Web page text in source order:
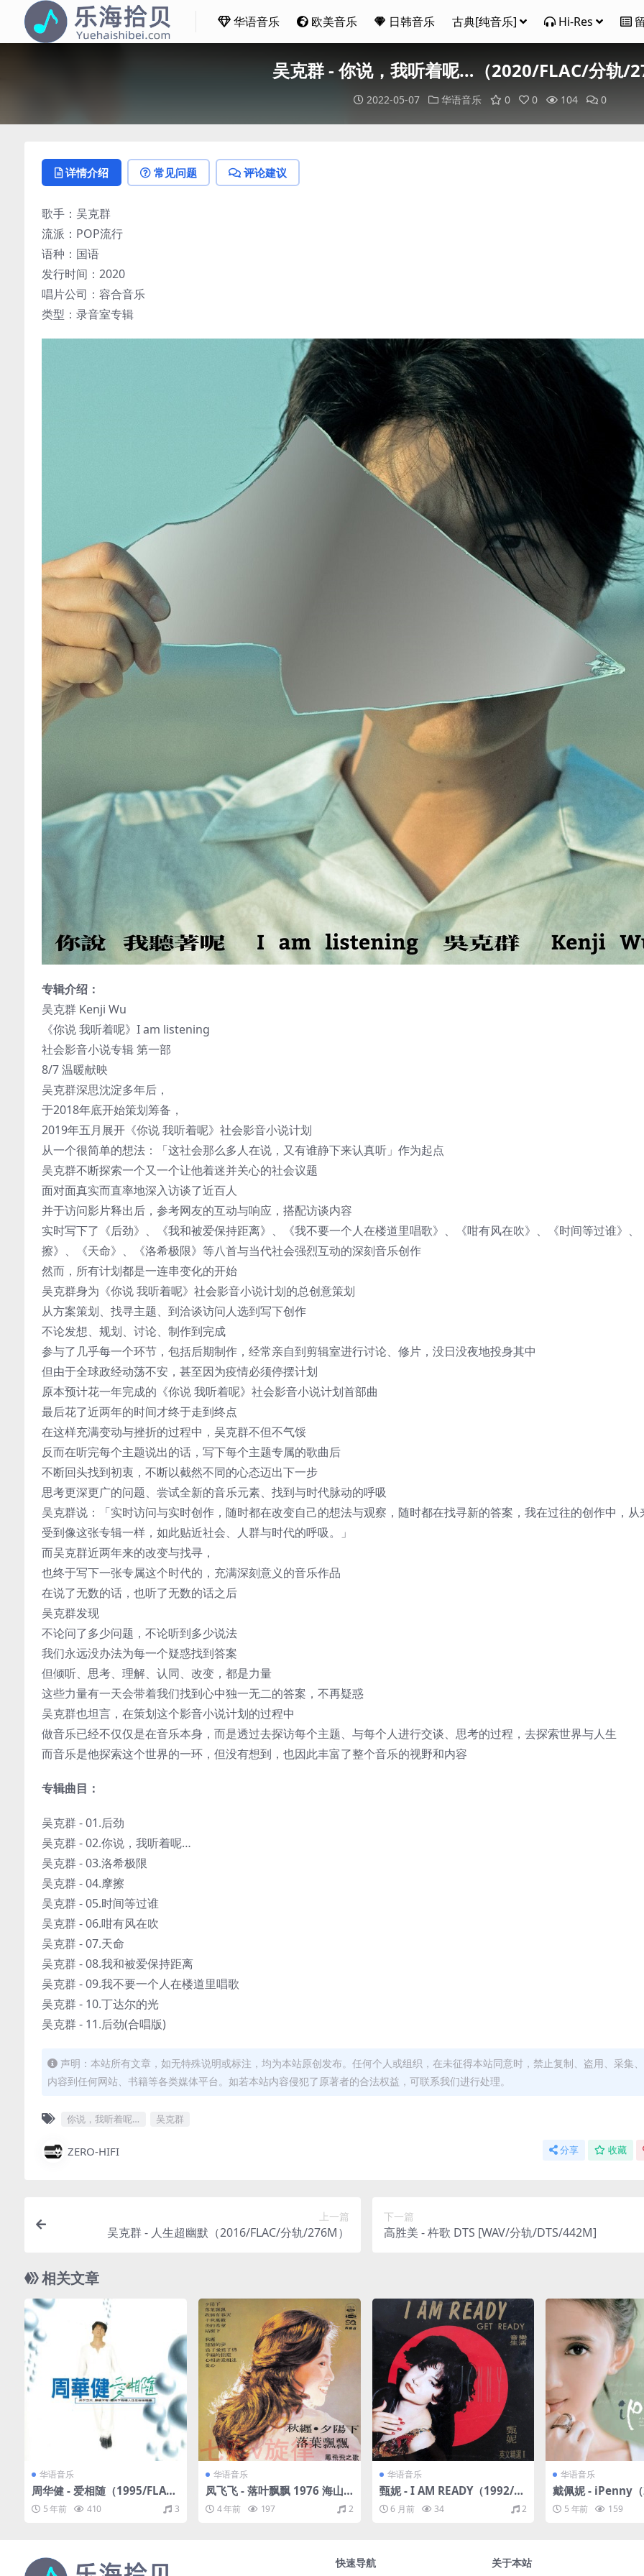
华语音乐 欧美音乐 日韩音乐 古典[纯音乐] Hi-Res
吴克群 - 你说，我听着呢…（2020/FLAC/分轨/
2022-05-07 华语音乐 0 0 104 0
详情介绍 常见问题 评论建议
歌手：吴克群
流派：POP流行
语种：国语
发行时间：2020
唱片公司：容合音乐
类型：录音室专辑
专辑介绍：
吴克群 Kenji Wu
《你说 我听着呢》I am listening
社会影音小说专辑 第一部
8/7 温暖献映
吴克群深思沈淀多年后，
于2018年底开始策划筹备，
2019年五月展开《你说 我听着呢》社会影音小说计划
从一个很简单的想法：「这社会那么多人在说，又有谁静下来认真听」作为起点
吴克群不断探索一个又一个让他着迷并关心的社会议题
面对面真实而直率地深入访谈了近百人
并于访问影片释出后，参考网友的互动与响应，搭配访谈内容
实时写下了《后劲》、《我和被爱保持距离》、《我不要一个人在楼道里唱歌》、《咁有风在吹》、《时间等过谁》、
擦》、《天命》、《洛希极限》等八首与当代社会强烈互动的深刻音乐创作
然而，所有计划都是一连串变化的开始
吴克群身为《你说 我听着呢》社会影音小说计划的总创意策划
从方案策划、找寻主题、到洽谈访问人选到写下创作
不论发想、规划、讨论、制作到完成
参与了几乎每一个环节，包括后期制作，经常亲自到剪辑室进行讨论、修片，没日没夜地投身其中
但由于全球政经动荡不安，甚至因为疫情必须停摆计划
原本预计花一年完成的《你说 我听着呢》社会影音小说计划首部曲
最后花了近两年的时间才终于走到终点
在这样充满变动与挫折的过程中，吴克群不但不气馁
反而在听完每个主题说出的话，写下每个主题专属的歌曲后
不断回头找到初衷，不断以截然不同的心态迈出下一步
思考更深更广的问题、尝试全新的音乐元素、找到与时代脉动的呼吸
吴克群说：「实时访问与实时创作，随时都在改变自己的想法与观察，随时都在找寻新的答案，我在过往的创作中，从
受到像这张专辑一样，如此贴近社会、人群与时代的呼吸。」
而吴克群近两年来的改变与找寻，
也终于写下一张专属这个时代的，充满深刻意义的音乐作品
在说了无数的话，也听了无数的话之后
吴克群发现
不论问了多少问题，不论听到多少说法
我们永远没办法为每一个疑惑找到答案
但倾听、思考、理解、认同、改变，都是力量
这些力量有一天会带着我们找到心中独一无二的答案，不再疑惑
吴克群也坦言，在策划这个影音小说计划的过程中
做音乐已经不仅仅是在音乐本身，而是透过去探访每个主题、与每个人进行交谈、思考的过程，去探索世界与人生
而音乐是他探索这个世界的一环，但没有想到，也因此丰富了整个音乐的视野和内容
专辑曲目：
吴克群 - 01.后劲
吴克群 - 02.你说，我听着呢…
吴克群 - 03.洛希极限
吴克群 - 04.摩擦
吴克群 - 05.时间等过谁
吴克群 - 06.咁有风在吹
吴克群 - 07.天命
吴克群 - 08.我和被爱保持距离
吴克群 - 09.我不要一个人在楼道里唱歌
吴克群 - 10.丁达尔的光
吴克群 - 11.后劲(合唱版)
声明：本站所有文章，如无特殊说明或标注，均为本站原创发布。任何个人或组织，在未征得本站同意时，禁止复制、盗用、采集
内容到任何网站、书籍等各类媒体平台。如若本站内容侵犯了原著者的合法权益，可联系我们进行处理。
你说，我听着呢… 吴克群
ZERO-HIFI 分享 收藏
上一篇
吴克群 - 人生超幽默（2016/FLAC/分轨/276M）
下一篇
高胜美 - 杵歌 DTS [WAV/分轨/DTS/442M]
相关文章
华语音乐
周华健 - 爱相随（1995/FLAC/
分轨/285M）
5 年前 410 3
华语音乐
凤飞飞 - 落叶飘飘 1976 海山
飞藏专辑全纪录23 [WAV+CU
E/整轨/326M]
4 年前 197 2
华语音乐
甄妮 - I AM READY（1992/FL
AC/分轨/324M）
6 月前 34 2
华语音乐
戴佩妮 - iPenny
+APE/整轨/240M
5 年前 159
快速导航
关于本站